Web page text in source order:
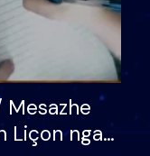
Liçon nga